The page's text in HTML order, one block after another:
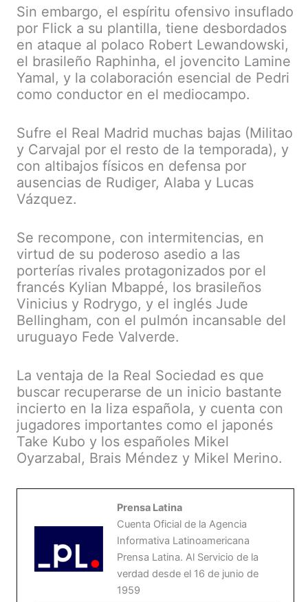
Sin embargo, el espíritu ofensivo insuflado
por Flick a su plantilla, tiene desbordados
en ataque al polaco Robert Lewandowski,
el brasileño Raphinha, el jovencito Lamine
Yamal, y la colaboración esencial de Pedri
como conductor en el mediocampo.
Sufre el Real Madrid muchas bajas (Militao
y Carvajal por el resto de la temporada), y
con altibajos físicos en defensa por
ausencias de Rudiger, Alaba y Lucas
Vázquez.
Se recompone, con intermitencias, en
virtud de su poderoso asedio a las
porterías rivales protagonizados por el
francés Kylian Mbappé, los brasileños
Vinicius y Rodrygo, y el inglés Jude
Bellingham, con el pulmón incansable del
uruguayo Fede Valverde.
La ventaja de la Real Sociedad es que
buscar recuperarse de un inicio bastante
incierto en la liza española, y cuenta con
jugadores importantes como el japonés
Take Kubo y los españoles Mikel
Oyarzabal, Brais Méndez y Mikel Merino.
Prensa Latina
Cuenta Oficial de la Agencia
Informativa Latinoamericana
Prensa Latina. Al Servicio de la
verdad desde el 16 de junio de
1959